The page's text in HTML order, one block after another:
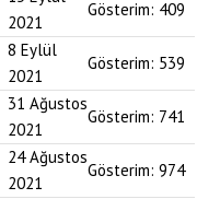
2021
Gösterim: 409
8 Eylül
2021
Gösterim: 539
31 Ağustos
2021
Gösterim: 741
24 Ağustos
2021
Gösterim: 974